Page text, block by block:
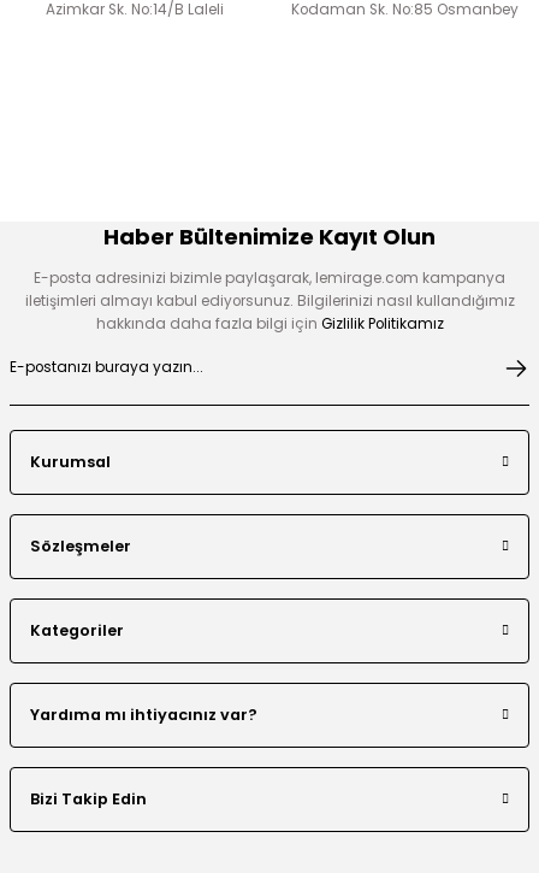
Leopar Desen Dantel Detaylı Bluz Ve Etek Takım
Payet Detaylı Fermuarlı Ceket Etek Takım
Taş Şerit Detaylı Leopar Desen Ceket Etek Takım
Azimkar Sk. No:14/B Laleli Kodaman Sk. No:85 Osmanbey
Haber Bültenimize Kayıt Olun
E-posta adresinizi bizimle paylaşarak, lemirage.com kampanya
iletişimleri almayı kabul ediyorsunuz. Bilgilerinizi nasıl kullandığımız
hakkında daha fazla bilgi için Gizlilik Politikamız
Kurumsal
Sözleşmeler
Kategoriler
Yardıma mı ihtiyacınız var?
Bizi Takip Edin